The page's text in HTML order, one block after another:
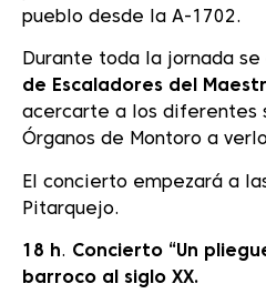
pueblo desde la A-1702.
Durante toda la jornada
de Escaladores del
acercarte a los diferentes
Órganos de Montoro a
El concierto empezará a
Pitarquejo.
18 h. Concierto “Un
barroco al siglo XX.